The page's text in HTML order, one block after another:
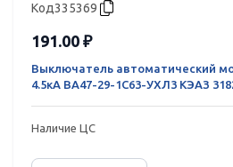
Код335369
191.00 ₽
Выключатель автоматический
4.5кА ВА47-29-1C63-УХЛ3 КЭАЗ
Наличие ЦС